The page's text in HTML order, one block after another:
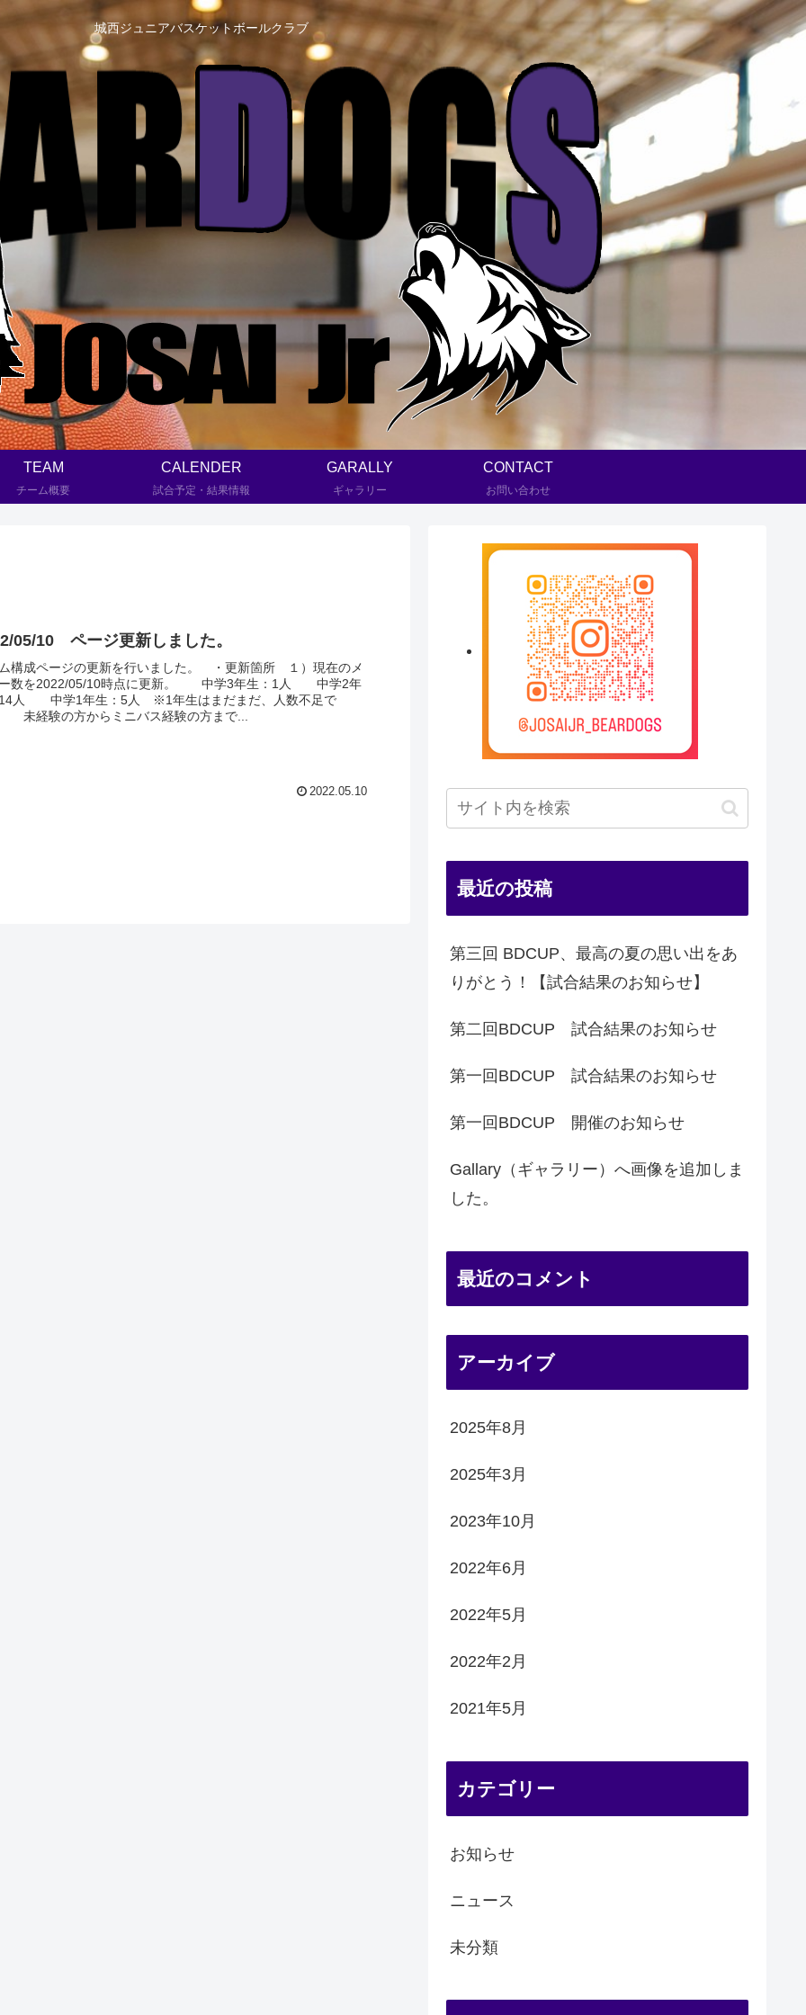
城西ジュニアバスケットボールクラブ
TEAM
チーム概要
CALENDER
試合予定・結果情報
GARALLY
ギャラリー
CONTACT
お問い合わせ
05/10 ページ更新しました。
構成ページの更新を行いました。 ・更新箇所 １）現在のメ
ー数を2022/05/10時点に更新。 中学3年生：1人 中学2年
人 中学1年生：5人 ※1年生はまだまだ、人数不足で
未経験の方からミニバス経験の方まで...
2022.05.10
最近の投稿
第三回 BDCUP、最高の夏の思い出をあ
りがとう！【試合結果のお知らせ】
第二回BDCUP 試合結果のお知らせ
第一回BDCUP 試合結果のお知らせ
第一回BDCUP 開催のお知らせ
Gallary（ギャラリー）へ画像を追加しま
した。
最近のコメント
アーカイブ
2025年8月
2025年3月
2023年10月
2022年6月
2022年5月
2022年2月
2021年5月
カテゴリー
お知らせ
ニュース
未分類